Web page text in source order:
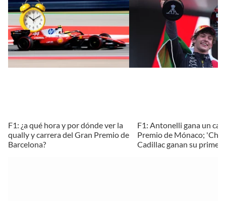
F1: ¿a qué hora y por dónde ver la
qually y carrera del Gran Premio de
Barcelona?
F1: Antonelli gana un
Premio de Mónaco;
Cadillac ganan su primer